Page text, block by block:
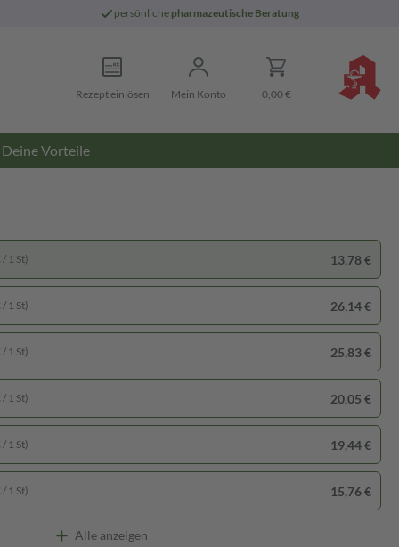
persönliche pharmazeutische Beratung
Rezept einlösen Mein Konto 0,00 €
Deine Vorteile
1 St) 26,14 €
1 St) 25,83 €
1 St) 20,05 €
1 St) 19,44 €
1 St) 15,76 €
1 St) 13,78 €
Alle anzeigen